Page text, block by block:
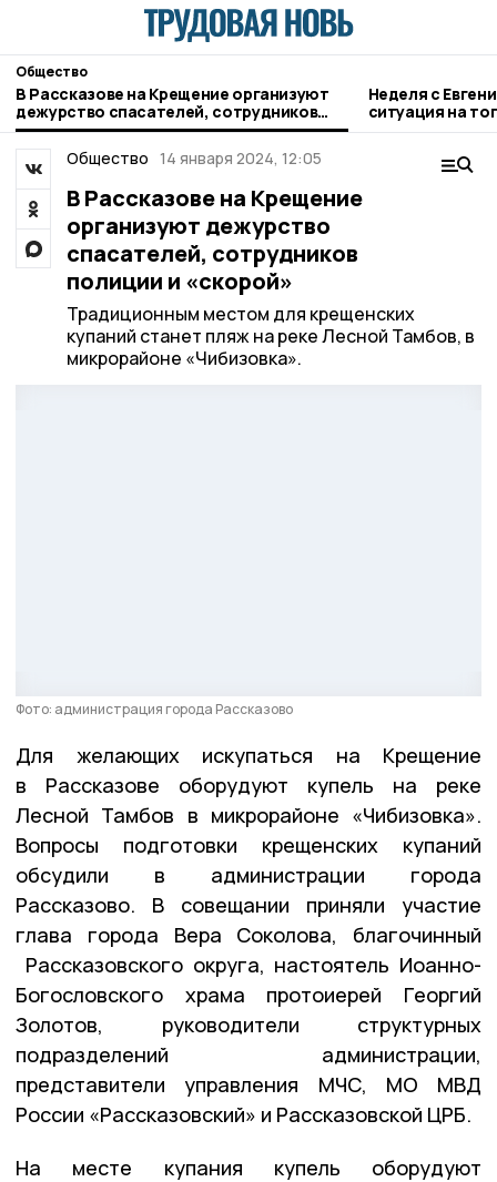
Общество
В Рассказове на Крещение организуют
дежурство спасателей, сотрудников
полиции и «скорой»
Неделя с
ситуация на
городе и
Общество 14 января 2024, 12:05
В Рассказове на Крещение
организуют дежурство
спасателей, сотрудников
полиции и «скорой»
Традиционным местом для крещенских
купаний станет пляж на реке Лесной Тамбов, в
микрорайоне «Чибизовка».
Фото: администрация города Рассказово
Для желающих искупаться на Крещение
в Рассказове оборудуют купель на реке
Лесной Тамбов в микрорайоне «Чибизовка».
Вопросы подготовки крещенских купаний
обсудили в администрации города
Рассказово. В совещании приняли участие
глава города Вера Соколова, благочинный
Рассказовского округа, настоятель Иоанно-
Богословского храма протоиерей Георгий
Золотов, руководители структурных
подразделений администрации,
представители управления МЧС, МО МВД
России «Рассказовский» и Рассказовской ЦРБ.
На месте купания купель оборудуют